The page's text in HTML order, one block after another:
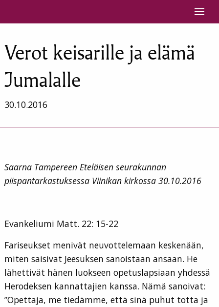
Verot keisarille ja elämä
Jumalalle
30.10.2016
Saarna Tampereen Eteläisen seurakunnan
piispantarkastuksessa Viinikan kirkossa 30.10.2016
Evankeliumi Matt. 22: 15-22
Fariseukset menivät neuvottelemaan keskenään,
miten saisivat Jeesuksen sanoistaan ansaan. He
lähettivät hänen luokseen opetuslapsiaan yhdessä
Herodeksen kannattajien kanssa. Nämä sanoivat:
”Opettaja, me tiedämme, että sinä puhut totta ja